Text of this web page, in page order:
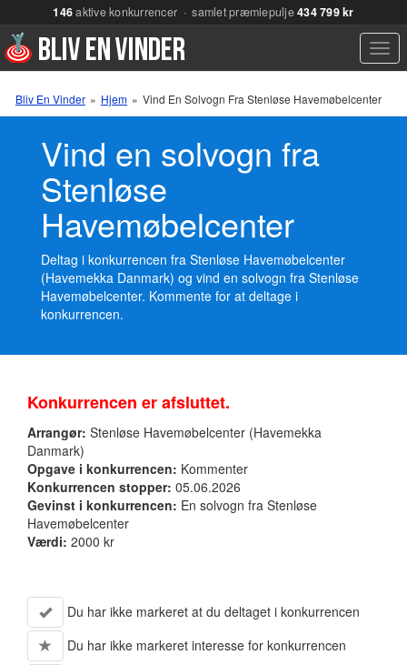
146aktive konkurrencer · samlet præmiepulje434 799 kr
Bliv En Vinder » Hjem » Vind En Solvogn Fra Stenløse Havemøbelcenter
Vind en solvogn fra
Stenløse
Havemøbelcenter
Deltag i konkurrencen fra Stenløse Havemøbelcenter
(Havemekka Danmark) og vind en solvogn fra Stenløse
Havemøbelcenter. Kommente for at deltage i
konkurrencen.
Konkurrencen er afsluttet.
Arrangør: Stenløse Havemøbelcenter (Havemekka
Danmark)
Opgave i konkurrencen: Kommenter
Konkurrencen stopper: 05.06.2026
Gevinst i konkurrencen: En solvogn fra Stenløse
Havemøbelcenter
Værdi: 2000 kr
Du har ikke markeret at du deltaget i konkurrencen
Du har ikke markeret interesse for konkurrencen